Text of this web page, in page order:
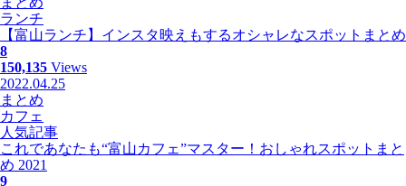
ランチ
【富山ランチ】インスタ映えもするオシャレなスポットまとめ
8
150,135 Views
2022.04.25
まとめ
カフェ
人気記事
これであなたも“富山カフェ”マスター！おしゃれスポットまと
め 2021
9